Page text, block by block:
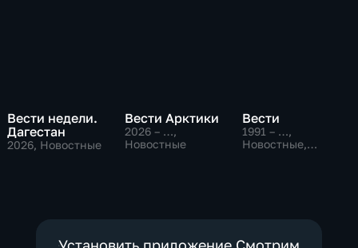
Вести недели.
Дагестан
2026, Новостные
Вести Арктики
2026 – …,
Новостные
Вести
1991 – …,
Новостные,